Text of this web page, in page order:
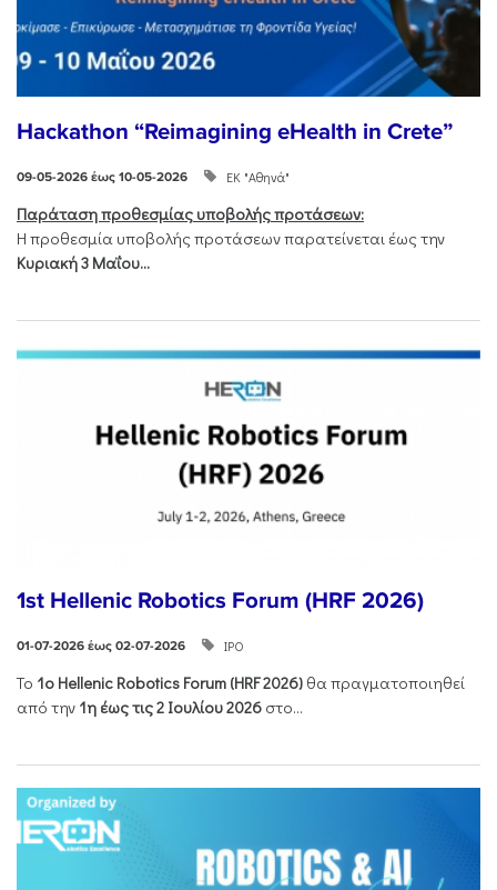
Hackathon “Reimagining eHealth in Crete”
09-05-2026 έως 10-05-2026 ΕΚ "Αθηνά"
Παράταση προθεσμίας υποβολής προτάσεων:
Η προθεσμία υποβολής προτάσεων παρατείνεται έως την
Κυριακή 3 Μαΐου...
1st Hellenic Robotics Forum (HRF 2026)
01-07-2026 έως 02-07-2026 ΙΡΟ
Το 1ο Hellenic Robotics Forum (HRF2026) θα πραγματοποιηθεί
από την 1η έως τις 2 Ιουλίου 2026 στο...